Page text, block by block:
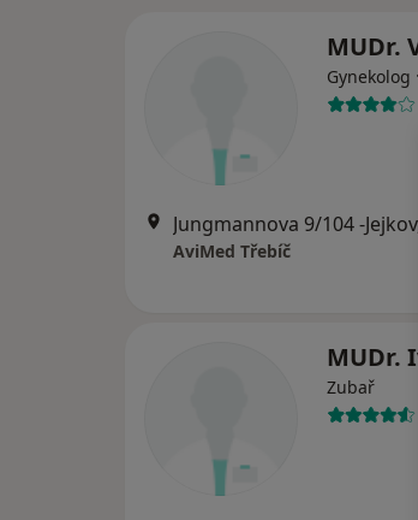
MUDr.
Gynekolog ·
Jungmannova 9/104 -
AviMed Třebíč
MUDr.
Zubař